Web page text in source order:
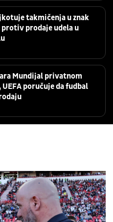
takmičenja u znak
prodaje udela u
Mundijal privatnom
poručuje da fudbal